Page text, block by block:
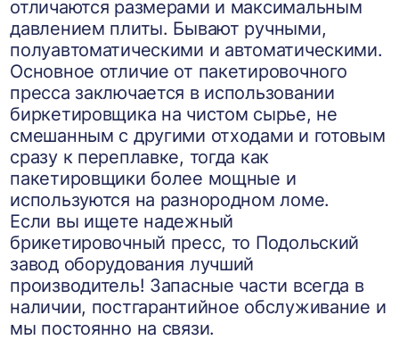
отличаются размерами и максимальным
давлением плиты. Бывают ручными,
полуавтоматическими и автоматическими.
Основное отличие от пакетировочного
пресса заключается в использовании
биркетировщика на чистом сырье, не
смешанным с другими отходами и готовым
сразу к переплавке, тогда как
пакетировщики более мощные и
используются на разнородном ломе.
Если вы ищете надежный
брикетировочный пресс, то Подольский
завод оборудования лучший
производитель! Запасные части всегда в
наличии, постгарантийное обслуживание и
мы постоянно на связи.